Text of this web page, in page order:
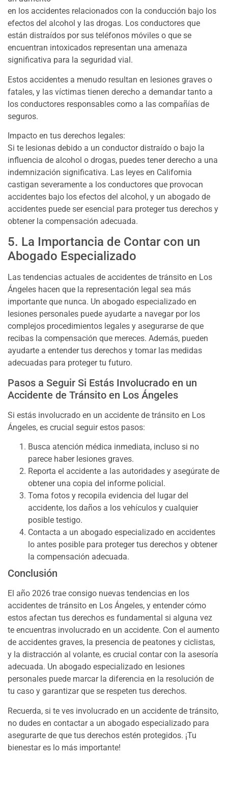
en los accidentes relacionados con la conducción bajo los
efectos del alcohol y las drogas. Los conductores que
están distraídos por sus teléfonos móviles o que se
encuentran intoxicados representan una amenaza
significativa para la seguridad vial.
Estos accidentes a menudo resultan en lesiones graves o
fatales, y las víctimas tienen derecho a demandar tanto a
los conductores responsables como a las compañías de
seguros.
Impacto en tus derechos legales:
Si te lesionas debido a un conductor distraído o bajo la
influencia de alcohol o drogas, puedes tener derecho a una
indemnización significativa. Las leyes en California
castigan severamente a los conductores que provocan
accidentes bajo los efectos del alcohol, y un abogado de
accidentes puede ser esencial para proteger tus derechos y
obtener la compensación adecuada.
5. La Importancia de Contar con un
Abogado Especializado
Las tendencias actuales de accidentes de tránsito en Los
Ángeles hacen que la representación legal sea más
importante que nunca. Un abogado especializado en
lesiones personales puede ayudarte a navegar por los
complejos procedimientos legales y asegurarse de que
recibas la compensación que mereces. Además, pueden
ayudarte a entender tus derechos y tomar las medidas
adecuadas para proteger tu futuro.
Pasos a Seguir Si Estás Involucrado en un
Accidente de Tránsito en Los Ángeles
Si estás involucrado en un accidente de tránsito en Los
Ángeles, es crucial seguir estos pasos:
Busca atención médica inmediata, incluso si no
parece haber lesiones graves.
Reporta el accidente a las autoridades y asegúrate de
obtener una copia del informe policial.
Toma fotos y recopila evidencia del lugar del
accidente, los daños a los vehículos y cualquier
posible testigo.
Contacta a un abogado especializado en accidentes
lo antes posible para proteger tus derechos y obtener
la compensación adecuada.
Conclusión
El año 2026 trae consigo nuevas tendencias en los
accidentes de tránsito en Los Ángeles, y entender cómo
estos afectan tus derechos es fundamental si alguna vez
te encuentras involucrado en un accidente. Con el aumento
de accidentes graves, la presencia de peatones y ciclistas,
y la distracción al volante, es crucial contar con la asesoría
adecuada. Un abogado especializado en lesiones
personales puede marcar la diferencia en la resolución de
tu caso y garantizar que se respeten tus derechos.
Recuerda, si te ves involucrado en un accidente de tránsito,
no dudes en contactar a un abogado especializado para
asegurarte de que tus derechos estén protegidos. ¡Tu
bienestar es lo más importante!